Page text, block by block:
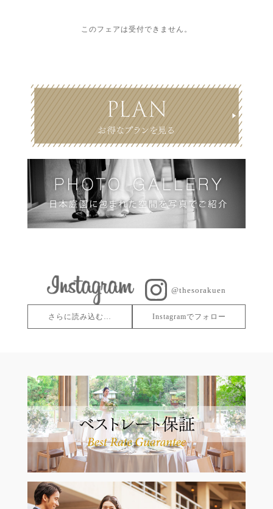
このフェアは受付できません。
@thesorakuen
さらに読み込む… Instagramでフォロー